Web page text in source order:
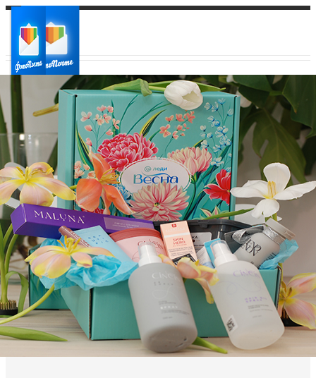
Ваш город:
Ваш регион доставки
Выберите из списка: